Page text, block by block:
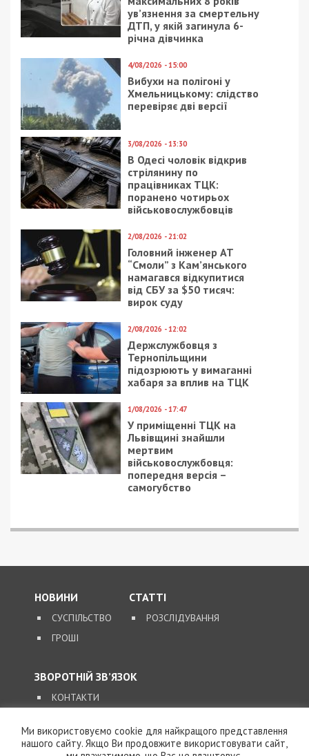
СУСПІЛЬСТВО
25/07/2024 - 9:10
Атаки на
Нікопольщину: під
ворожими ударами
були Марганецька
громада та райцентр
25/10/2022 - 9:45
Дніпрі проводять
рейди щодо
дотримання економії
електроенергії
6/07/2021 - 17:09
Днепра через суд
пытается защитить
незаконные билборды
3/05/2026 - 10:30
проти колишнього
керівника Офісу
президента Андрія
Богдана
Лікар з Дніпропетровщини організував схему
вивезення військовослужбовця з частини за 7 тисяч
доларів
Ми використовуємо cookie для найкращого представлення
нашого сайту. Якщо Ви продовжите використовувати сайт,